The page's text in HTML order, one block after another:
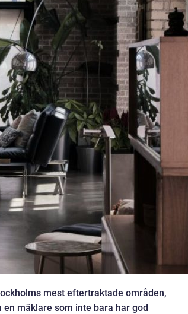
mest eftertraktade områden,
mäklare som inte bara har god